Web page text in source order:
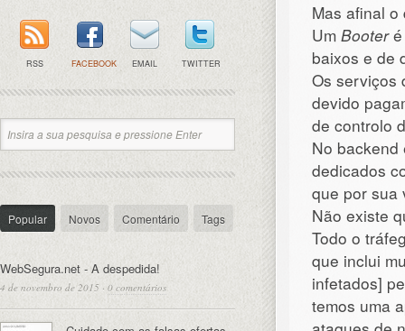
Mas afinal
Um Booteré
baixos e de
Os serviços
devido
de controlo
No
dedicados
que por sua
Não existe
Todo o
que inclui
infetados]
temos uma
RSS FACEBOOK EMAIL TWITTER
Popular Novos Comentário Tags
WebSegura.net - A despedida!
4 de novembro de 2015 · 0 comentários